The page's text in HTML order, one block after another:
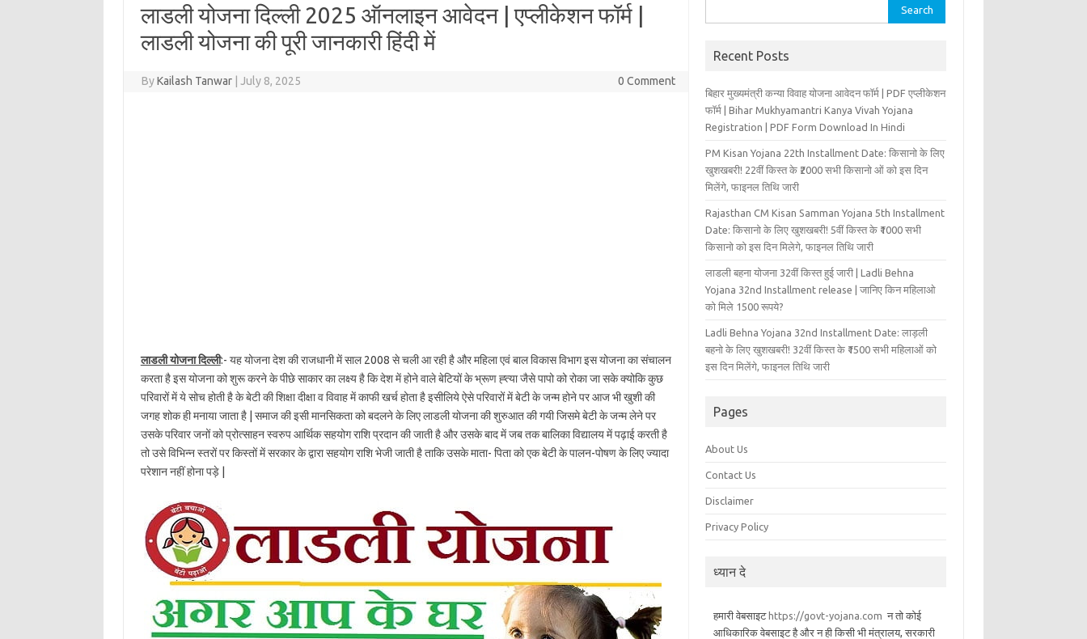
लाडली योजना दिल्ली 2025 ऑनलाइन आवेदन | एप्लीकेशन फॉर्म |
लाडली योजना की पूरी जानकारी हिंदी में
ByKailash Tanwar July 8, 2025 0 Comment
लाडली योजना दिल्ली:- यह योजना देश की राजधानी में साल 2008 से चली आ रही है और महिला एवं बाल विकास विभाग इस योजना का संचालन
करता है इस योजना को शुरू करने के पीछे साकार का लक्ष्य है कि देश में होने वाले बेटियों के भ्रूण ह्त्या जैसे पापो को रोका जा सके क्योकि कुछ
परिवारों में ये सोच होती है के बेटी की शिक्षा दीक्षा व विवाह में काफी खर्च होता है इसीलिये ऐसे परिवारों में बेटी के जन्म होने पर आज भी खुशी की
जगह शोक ही मनाया जाता है | समाज की इसी मानसिकता को बदलने के लिए लाडली योजना की शुरुआत की गयी जिसमे बेटी के जन्म लेने पर
उसके परिवार जनों को प्रोत्साहन स्वरुप आर्थिक सहयोग राशि प्रदान की जाती है और उसके बाद में जब तक बालिका विद्यालय में पढ़ाई करती है
तो उसे विभिन्न स्तरों पर किस्तों में सरकार के द्वारा सहयोग राशि भेजी जाती है ताकि उसके माता- पिता को एक बेटी के पालन-पोषण के लिए ज्यादा
परेशान नहीं होना पड़े |
for:
Recent Posts
बिहार मुख्‍यमंत्री कन्‍या विवा‍ह योजना आवेदन फॉर्म | PDF एप्लीकेशन
फॉर्म | Bihar Mukhyamantri Kanya Vivah Yojana
Registration | PDF Form Download In Hindi
PM Kisan Yojana 22th Installment Date: किसानो के लिए
खुशखबरी! 22वीं किस्त के ₹2000 सभी किसानो ओं को इस दिन
मिलेंगे, फाइनल तिथि जारी
Rajasthan CM Kisan Samman Yojana 5th Installment
Date: किसानो के लिए खुशखबरी! 5वीं किस्त के ₹1000 सभी
किसानो को इस दिन मिलेगे, फाइनल तिथि जारी
लाडली बहना योजना 32वीं किस्त हुई जारी | Ladli Behna
Yojana 32nd Installment release | जानिए किन महिलाओ
को मिले 1500 रूपये?
Ladli Behna Yojana 32nd Installment Date: लाड़ली
बहनो के लिए खुशखबरी! 32वीं किस्त के ₹1500 सभी महिलाओं को
इस दिन मिलेंगे, फाइनल तिथि जारी
Pages
About Us
Contact Us
Disclaimer
Privacy Policy
ध्यान दे
हमारी वेबसाइट https://govt-yojana.com न तो कोई
आधिकारिक वेबसाइट है और न ही किसी भी मंत्रालय, सरकारी